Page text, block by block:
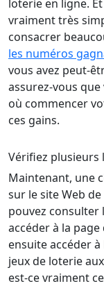
loterie en ligne.
vraiment très
consacrer
les numéros
vous avez peut-
assurez-vous
où commencer
ces gains.
Vérifiez
Maintenant, une
sur le site Web
pouvez consulter
accéder à la page
ensuite accéder
jeux de loterie
est-ce vraiment